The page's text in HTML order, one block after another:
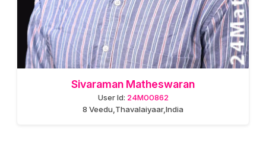
Thirumalai Abishek
User Id: 24M00859
8 Veedu,Koragayar,India